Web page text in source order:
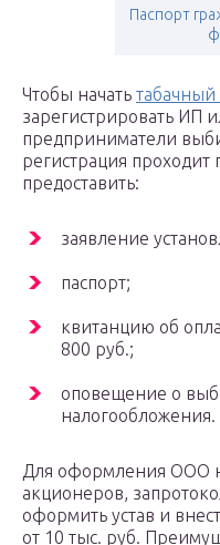
Паспорт
Чтобы начать табачный
зарегистрировать
предприниматели
регистрация
предоставить:
заявление
паспорт;
квитанцию об
800 руб.;
оповещение о
налогообложения.
Для оформления ООО
акционеров,
оформить устав и
от 10 тыс. руб.